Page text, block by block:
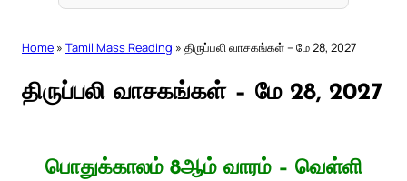
Home » Tamil Mass Reading » திருப்பலி வாசகங்கள் – மே 28, 2027
திருப்பலி வாசகங்கள் – மே 28, 2027
பொதுக்காலம் 8ஆம் வாரம் – வெள்ளி